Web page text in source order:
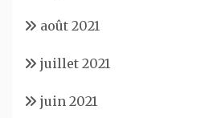
août 2021
juillet 2021
juin 2021